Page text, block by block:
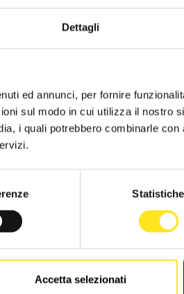
Dettagli
ed annunci, per fornire
sul modo in cui utilizza il nostro
i quali potrebbero combinarle
Statistiche
Accetta selezionati
–